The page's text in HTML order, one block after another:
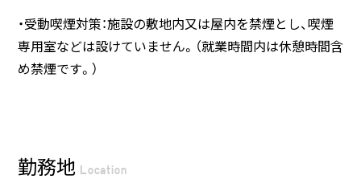
・受動喫煙対策：施設の敷地内又は屋内を禁煙とし、喫煙
専用室などは設けていません。（就業時間内は休憩時間含
め禁煙です。）
勤務地 Location